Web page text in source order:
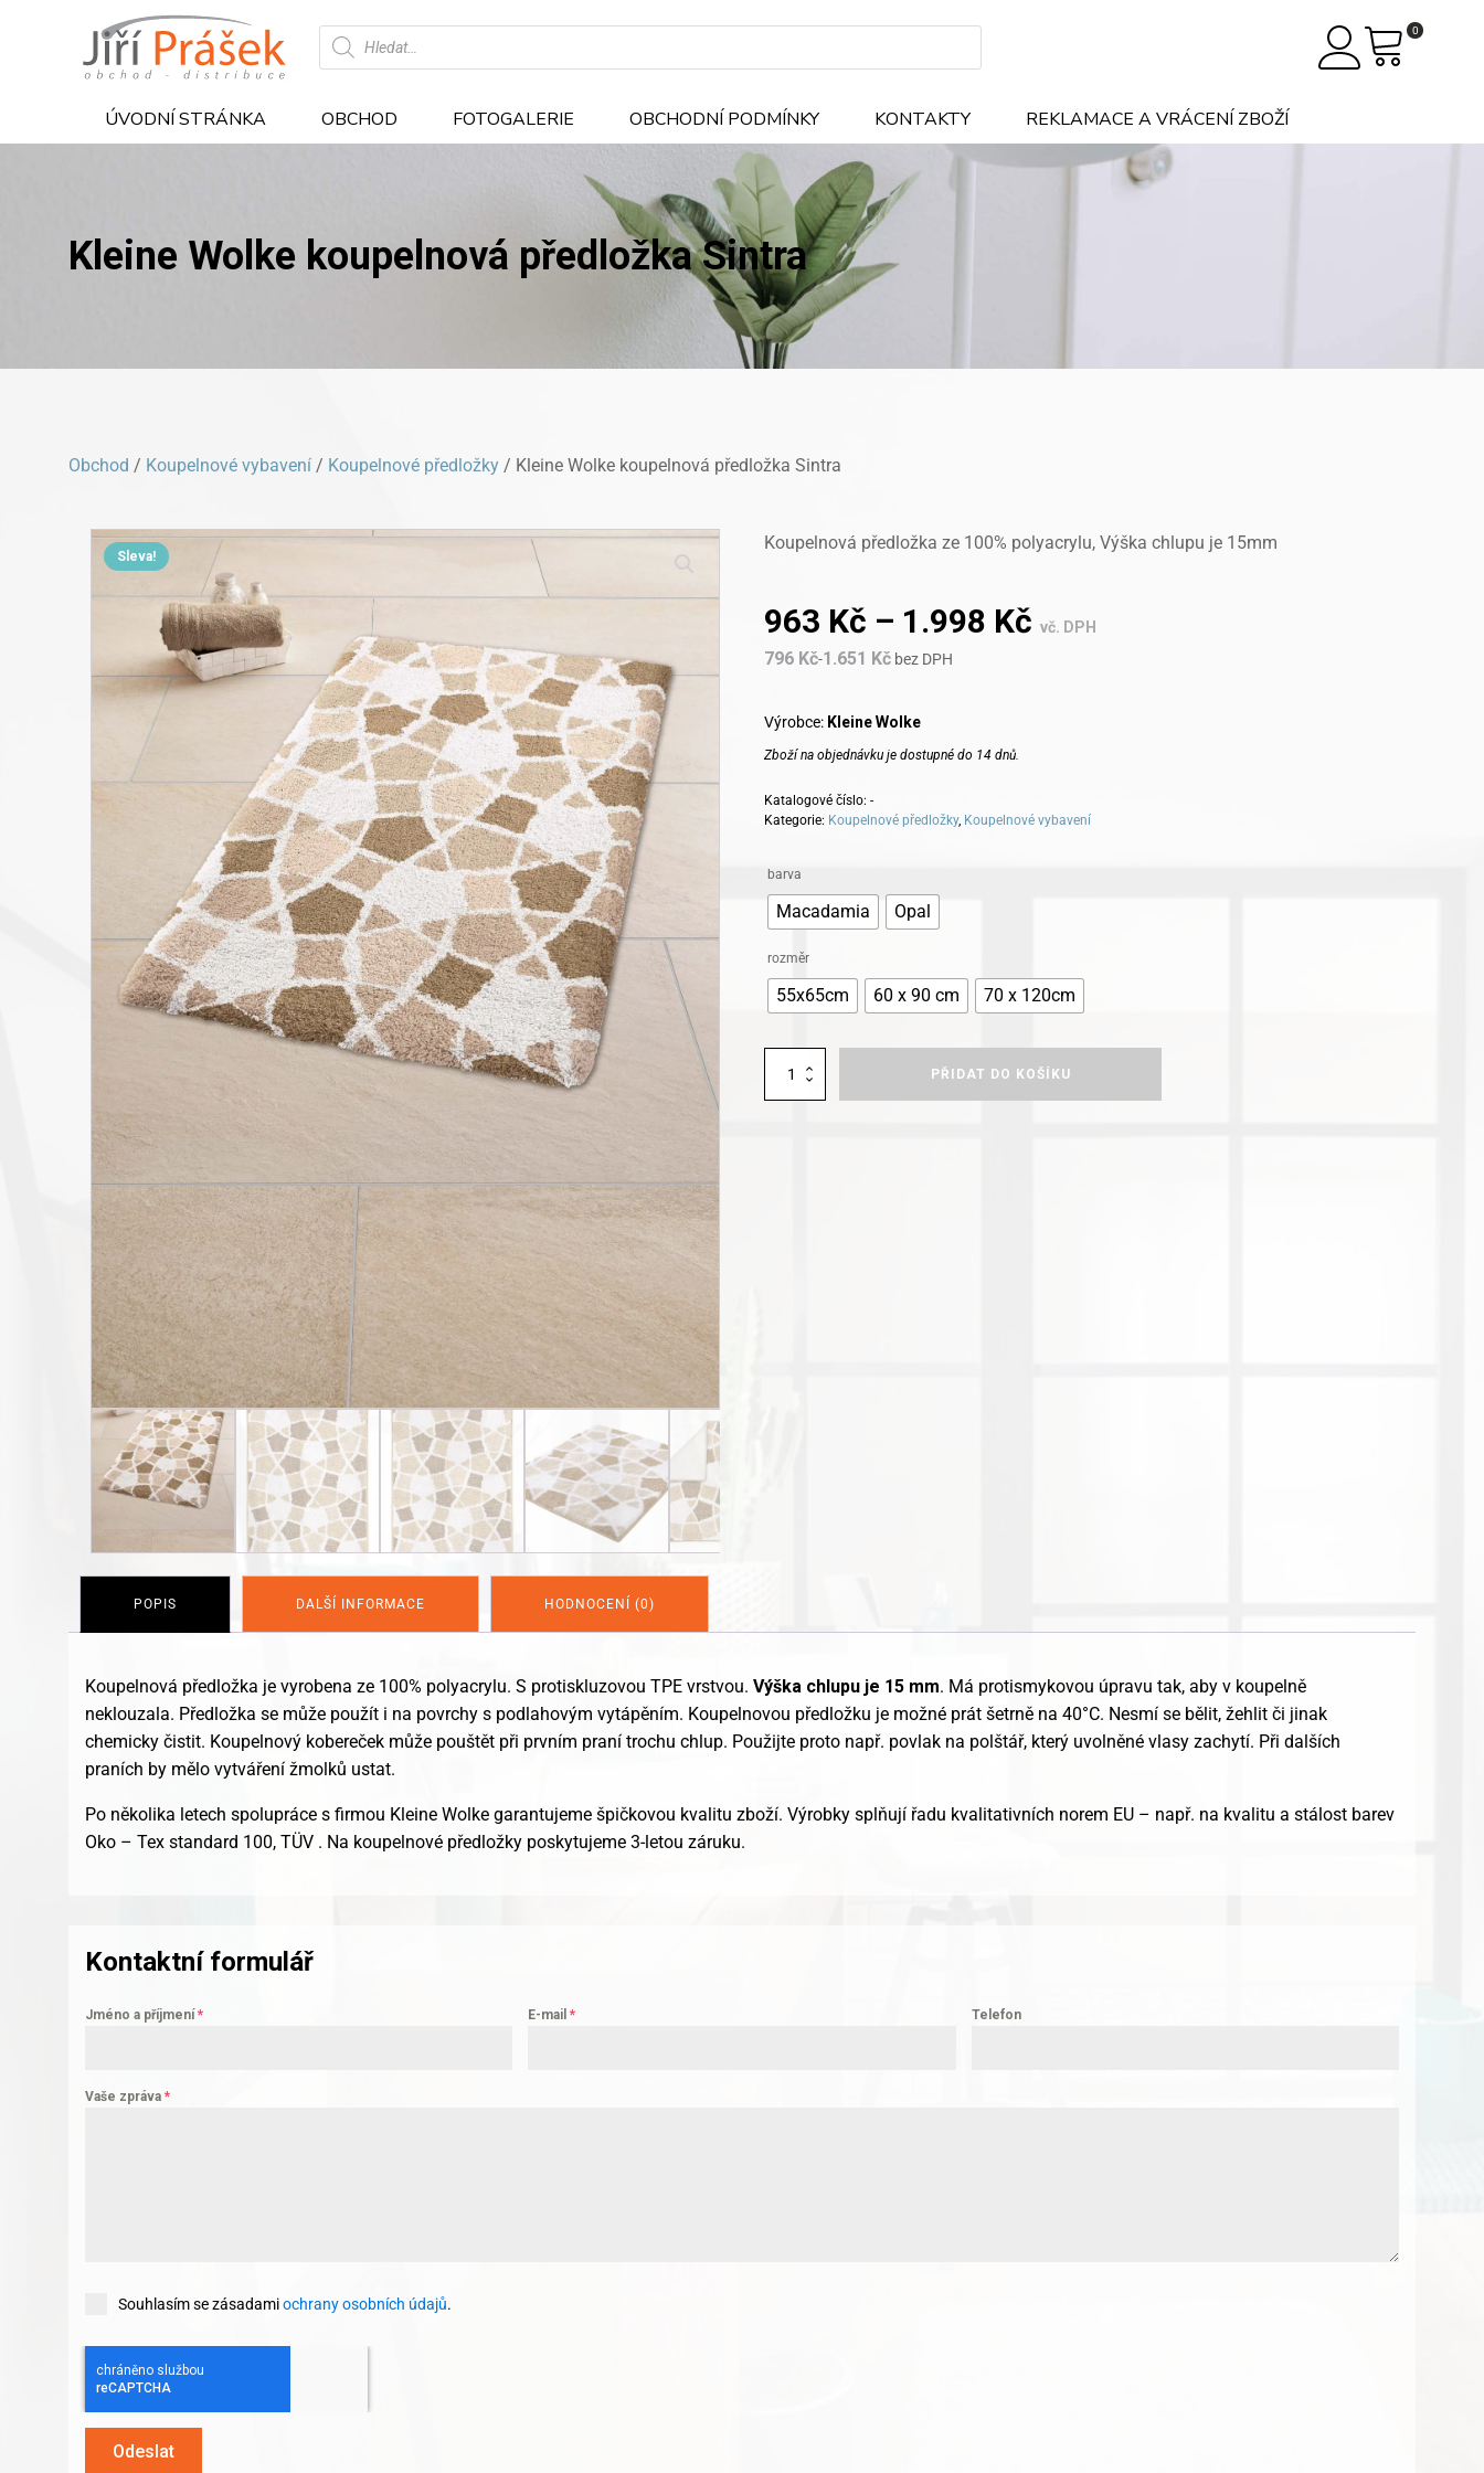
Products
search
0
ÚVODNÍ STRÁNKA OBCHOD FOTOGALERIE OBCHODNÍ PODMÍNKY KONTAKTY REKLAMACE A VRÁCENÍ ZBOŽÍ
Kleine Wolke koupelnová předložka Sintra
Obchod / Koupelnové vybavení / Koupelnové předložky / Kleine Wolke koupelnová předložka Sintra
Sleva!
Koupelnová předložka ze 100% polyacrylu, Výška chlupu je 15mm
963 Kč – 1.998 Kč vč. DPH
796 Kč-1.651 Kč bez DPH
Výrobce: Kleine Wolke
Zboží na objednávku je dostupné do 14 dnů.
Katalogové číslo: -
Kategorie: Koupelnové předložky, Koupelnové vybavení
barva
Macadamia Opal
rozměr
55x65cm 60 x 90 cm 70 x 120cm
Kleine
PŘIDAT DO KOŠÍKU
POPIS DALŠÍ INFORMACE HODNOCENÍ (0)
Koupelnová předložka je vyrobena ze 100% polyacrylu. S protiskluzovou TPE vrstvou. Výška chlupu je 15 mm. Má protismykovou úpravu tak, aby v koupelně
neklouzala. Předložka se může použít i na povrchy s podlahovým vytápěním. Koupelnovou předložku je možné prát šetrně na 40°C. Nesmí se bělit, žehlit či jinak
chemicky čistit. Koupelnový kobereček může pouštět při prvním praní trochu chlup. Použijte proto např. povlak na polštář, který uvolněné vlasy zachytí. Při dalších
praních by mělo vytváření žmolků ustat.
Po několika letech spolupráce s firmou Kleine Wolke garantujeme špičkovou kvalitu zboží. Výrobky splňují řadu kvalitativních norem EU – např. na kvalitu a stálost barev
Oko – Tex standard 100, TÜV . Na koupelnové předložky poskytujeme 3-letou záruku.
Kontaktní formulář
Jméno a příjmení * E-mail* Telefon
Vaše zpráva *
Souhlasím se zásadamiochrany osobních údajů.
Odeslat